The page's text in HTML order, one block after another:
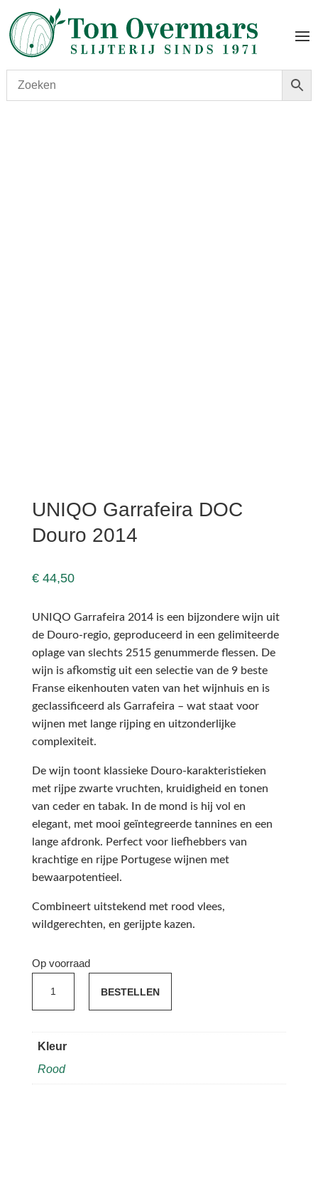
UNIQO Garrafeira DOC
Douro 2014
€44,50
UNIQO Garrafeira 2014 is een bijzondere wijn uit
de Douro-regio, geproduceerd in een gelimiteerde
oplage van slechts 2515 genummerde flessen. De
wijn is afkomstig uit een selectie van de 9 beste
Franse eikenhouten vaten van het wijnhuis en is
geclassificeerd als Garrafeira – wat staat voor
wijnen met lange rijping en uitzonderlijke
complexiteit.
De wijn toont klassieke Douro-karakteristieken
met rijpe zwarte vruchten, kruidigheid en tonen
van ceder en tabak. In de mond is hij vol en
elegant, met mooi geïntegreerde tannines en een
lange afdronk. Perfect voor liefhebbers van
krachtige en rijpe Portugese wijnen met
bewaarpotentieel.
Combineert uitstekend met rood vlees,
wildgerechten, en gerijpte kazen.
Op voorraad
Garrafeira
Douro
2014
aantal
BESTELLEN
Kleur
Rood